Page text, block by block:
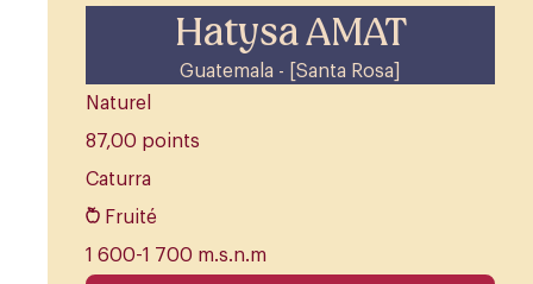
Hatysa AMAT
Guatemala - [Santa Rosa]
Naturel
87,00 points
Caturra
Fruité
1 600-1 700 m.s.n.m